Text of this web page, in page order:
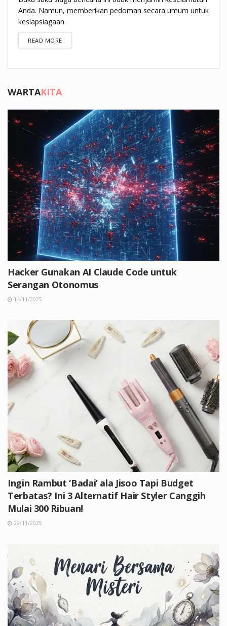
Anda. Namun, memberikan pedoman secara umum untuk
kesiapsiagaan.
READ MOREDETAILS
WARTAKITA
Hacker Gunakan AI Claude Code untuk
Serangan Otonomus
14/11/2025
Ingin Rambut ‘Badai’ ala Jisoo Tapi Budget
Terbatas? Ini 3 Alternatif Hair Styler Canggih
Mulai 300 Ribuan!
29/11/2025